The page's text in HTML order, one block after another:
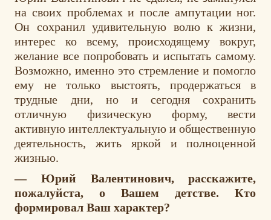
на своих проблемах и после ампутации ног.
Он сохранил удивительную волю к жизни,
интерес ко всему, происходящему вокруг,
желание все попробовать и испытать самому.
Возможно, именно это стремление и помогло
ему не только выстоять, продержаться в
трудные дни, но и сегодня сохранить
отличную физическую форму, вести
активную интеллектуальную и общественную
деятельность, жить яркой и полноценной
жизнью.
— Юрий Валентинович, расскажите,
пожалуйста, о Вашем детстве. Кто
формировал Ваш характер?